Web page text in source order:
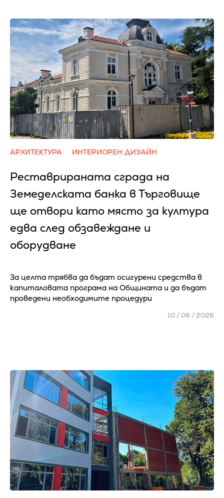
АРХИТЕКТУРА ИНТЕРИОРЕН ДИЗАЙН
Реставрираната сграда на
Земеделската банка в Търговище
ще отвори като място за култура
едва след обзавеждане и
оборудване
За целта трябва да бъдат осигурени средства в
капиталовата програма на Общината и да бъдат
проведени необходимите процедури
10 / 08 / 2026